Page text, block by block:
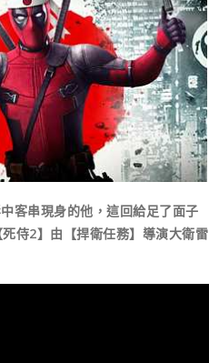
客串現身的他，這回給足了面子
侍2】由【捍衛任務】導演大衛雷